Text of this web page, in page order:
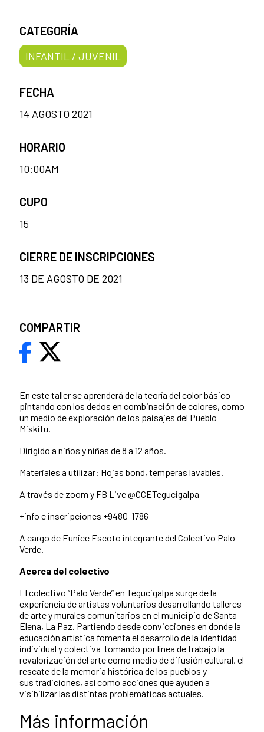
En este taller se aprenderá de la teoría del color básico
pintando con los dedos en combinación de colores, como
un medio de exploración de los paisajes del Pueblo
Miskitu.
Dirigido a niños y niñas de 8 a 12 años.
Materiales a utilizar: Hojas bond, temperas lavables.
A través de zoom y FB Live @CCETegucigalpa
+info e inscripciones +9480-1786
A cargo de Eunice Escoto integrante del Colectivo Palo
Verde.
Acerca del colectivo
El colectivo “Palo Verde” en Tegucigalpa surge de la
experiencia de artistas voluntarios desarrollando talleres
de arte y murales comunitarios en el municipio de Santa
Elena, La Paz. Partiendo desde convicciones en donde la
educación artística fomenta el desarrollo de la identidad
individual y colectiva tomando por línea de trabajo la
revalorización del arte como medio de difusión cultural, el
rescate de la memoria histórica de los pueblos y
sus tradiciones, así como acciones que ayuden a
visibilizar las distintas problemáticas actuales.
Más información
CATEGORÍA
INFANTIL / JUVENIL
FECHA
14 AGOSTO 2021
HORARIO
10:00AM
CUPO
15
CIERRE DE INSCRIPCIONES
13 DE AGOSTO DE 2021
COMPARTIR